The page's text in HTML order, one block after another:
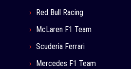
Red Bull Racing
McLaren F1 Team
Scuderia Ferrari
Mercedes F1 Team